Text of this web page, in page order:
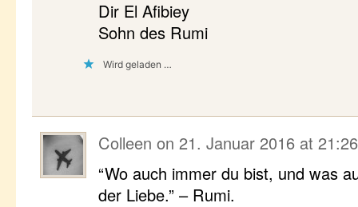
Dir El Afibiey
Sohn des Rumi
Wird geladen …
Colleen on 21. Januar 2016 at 21:26
“Wo auch immer du bist, und was
der Liebe.” – Rumi.